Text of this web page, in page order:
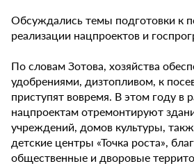
Обсуждались темы подготовки к
реализации нацпроектов и
По словам Зотова, хозяйства
удобрениями, дизтопливом, к
приступят вовремя. В этом году в
нацпроектам отремонтируют
учреждений, домов культуры,
детские центры «Точка роста»,
общественные и дворовые